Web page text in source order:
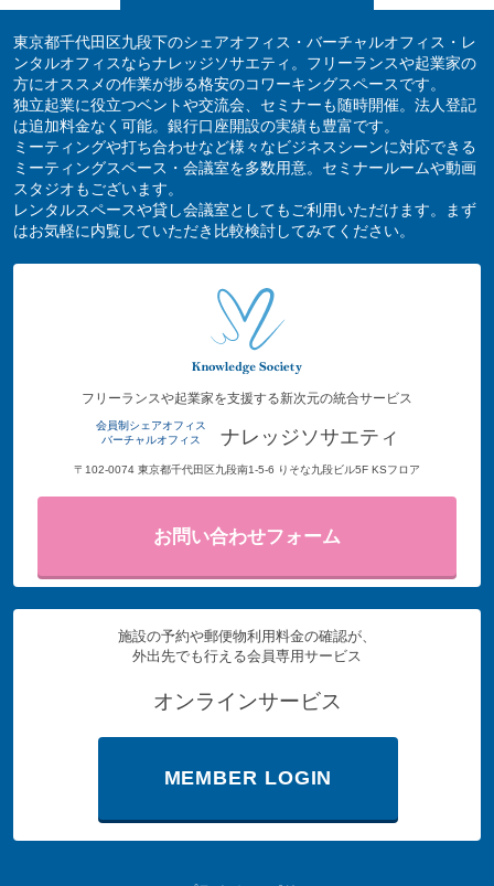
東京都千代田区九段下のシェアオフィス・バーチャルオフィス・レ
ンタルオフィスならナレッジソサエティ。フリーランスや起業家の
方にオススメの作業が捗る格安のコワーキングスペースです。
独立起業に役立つベントや交流会、セミナーも随時開催。法人登記
は追加料金なく可能。銀行口座開設の実績も豊富です。
ミーティングや打ち合わせなど様々なビジネスシーンに対応できる
ミーティングスペース・会議室を多数用意。セミナールームや動画
スタジオもございます。
レンタルスペースや貸し会議室としてもご利用いただけます。まず
はお気軽に内覧していただき比較検討してみてください。
フリーランスや起業家を支援する新次元の統合サービス
会員制シェアオフィス
バーチャルオフィス
ナレッジソサエティ
〒102-0074 東京都千代田区九段南1-5-6 りそな九段ビル5F KSフロア
お問い合わせフォーム
施設の予約や郵便物利用料金の確認が、
外出先でも行える会員専用サービス
オンラインサービス
MEMBER LOGIN